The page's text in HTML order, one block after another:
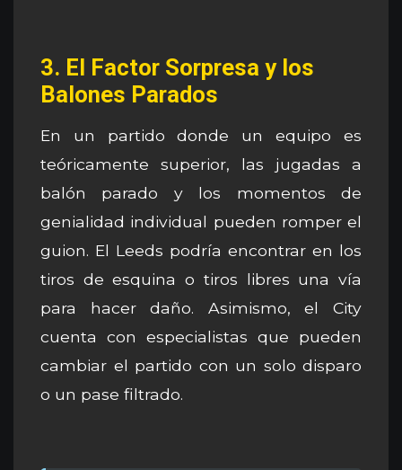
3. El Factor Sorpresa y los
Balones Parados
En un partido donde un equipo es
teóricamente superior, las jugadas a
balón parado y los momentos de
genialidad individual pueden romper el
guion. El Leeds podría encontrar en los
tiros de esquina o tiros libres una vía
para hacer daño. Asimismo, el City
cuenta con especialistas que pueden
cambiar el partido con un solo disparo
o un pase filtrado.